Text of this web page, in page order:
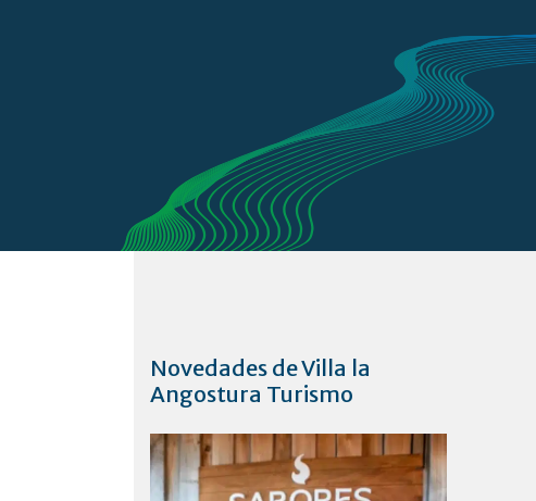
Novedades de Villa la
Angostura Turismo